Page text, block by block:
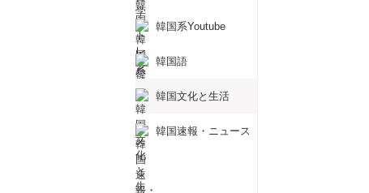
韓国系Youtube
韓国語
韓国文化と生活
韓国速報・ニュース